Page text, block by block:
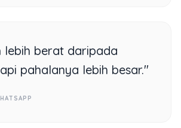
lebih berat daripada
pahalanya lebih besar."